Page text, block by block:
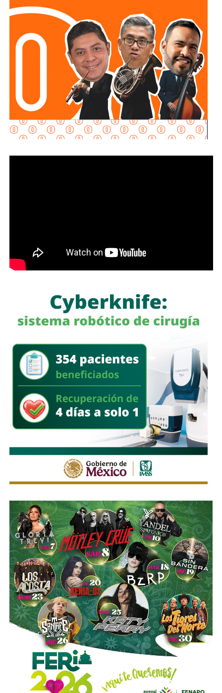
estado.
Señaló que esta infraestructura también genera mayor
confianza para las inversiones nacionales e
internacionales, al mejorar la conectividad entre las zonas
habitacionales, industriales y comerciales, consolidando a
potosinas”, expresó la Senadora del Partido Verde.